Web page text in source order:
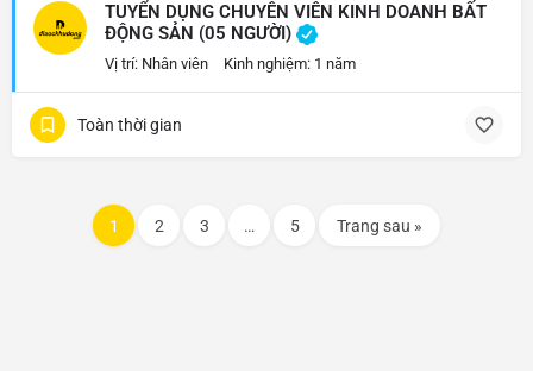
TUYỂN DỤNG CHUYÊN VIÊN KINH DOANH BẤT
ĐỘNG SẢN (05 NGƯỜI)
Vị trí: Nhân viên Kinh nghiệm: 1 năm
Toàn thời gian
1 2 3 … 5 Trang sau »